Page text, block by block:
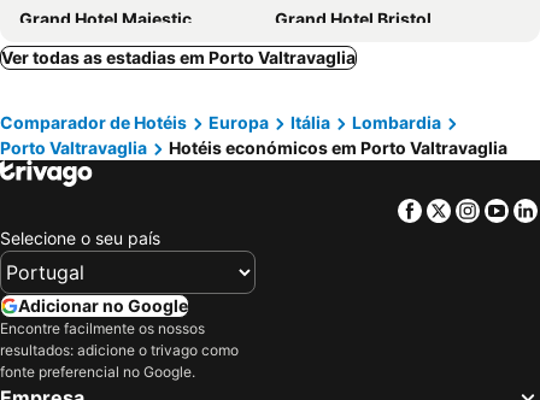
Grand Hotel Majestic
Grand Hotel Bristol
Hotel Montegrino Lakeview
Albergo Paradiso
Park Hotel Italia
Grand Hotel Des Iles Borromees
Hotel Royal
Hotel Villa e Palazzo Aminta
Caroline Hotel
LVG Hotel Collection - Il Portico
Hotel Campagna
Hotel Da Cesare
Hotel Della Torre
Hotel Grotto Bagat
Hotel Internazionale Luino
Ver todas as estadias em Porto Valtravaglia
Comparador de Hotéis Europa Itália
Lombardia
Porto Valtravaglia
Hotéis económicos em Porto Valtravaglia
Facebook
Twitter
Selecione o seu país
Adicionar no Google
Encontre facilmente os nossos
resultados: adicione o trivago como
fonte preferencial no Google.